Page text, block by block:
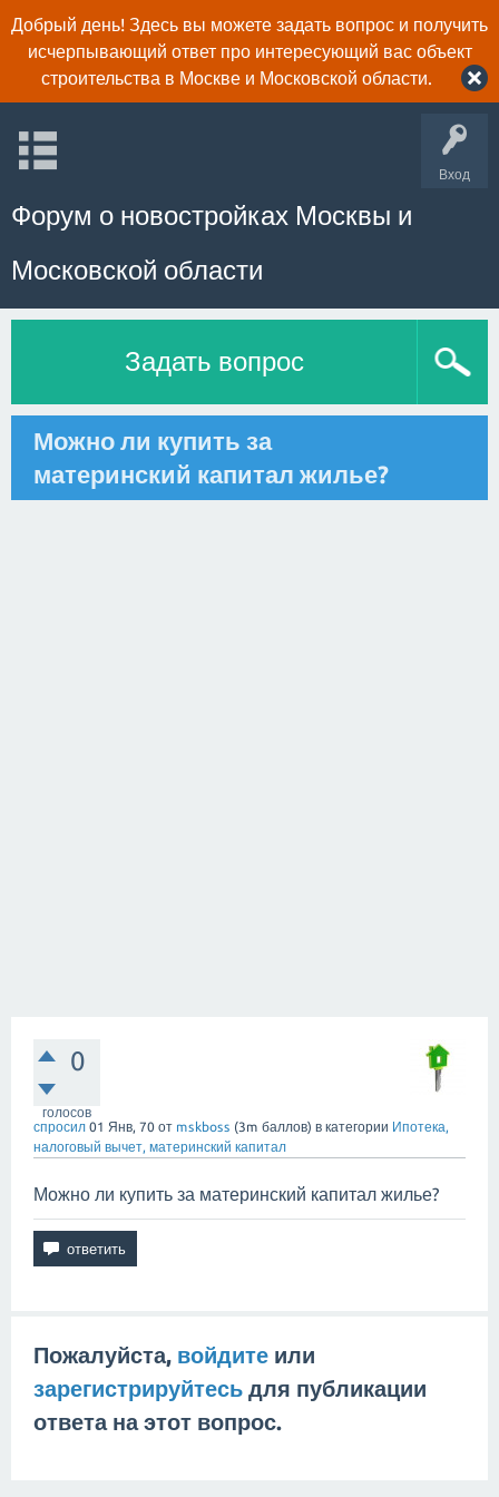
Добрый день! Здесь вы можете задать вопрос и получить
исчерпывающий ответ про интересующий вас объект
строительства в Москве и Московской области.
Вход
Форум о новостройках Москвы и
Московской области
Задать вопрос
Можно ли купить за
материнский капитал жилье?
0
голосов
спросил 01 Янв, 70 от mskboss (3m баллов) в категории Ипотека,
налоговый вычет, материнский капитал
Можно ли купить за материнский капитал жилье?
Пожалуйста, войдите или
зарегистрируйтесь для публикации
ответа на этот вопрос.